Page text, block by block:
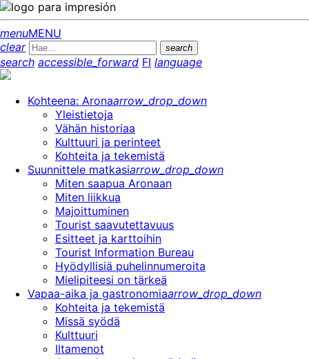
menuMENU
clear
search
search accessible_forward FI language
Kohteena: Aronaarrow_drop_down
Yleistietoja
Vähän historiaa
Kulttuuri ja perinteet
Kohteita ja tekemistä
Suunnittele matkasiarrow_drop_down
Miten saapua Aronaan
Miten liikkua
Majoittuminen
Tourist saavutettavuus
Esitteet ja karttoihin
Tourist Information Bureau
Hyödyllisiä puhelinnumeroita
Mielipiteesi on tärkeä
Vapaa-aika ja gastronomiaarrow_drop_down
Kohteita ja tekemistä
Missä syödä
Kulttuuri
Iltamenot